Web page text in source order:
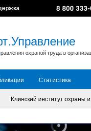
8 800
охраной труда в
Статистика
Клинский институт охраны